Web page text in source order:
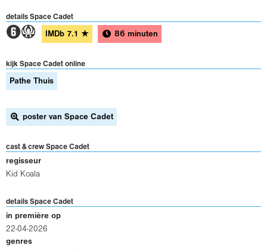
details Space Cadet
2A IMDb 7.1 ★ 86 minuten
kijk Space Cadet online
Pathe Thuis
poster van Space Cadet
cast & crew Space Cadet
regisseur
Kid Koala
details Space Cadet
in première op
22-04-2026
genres